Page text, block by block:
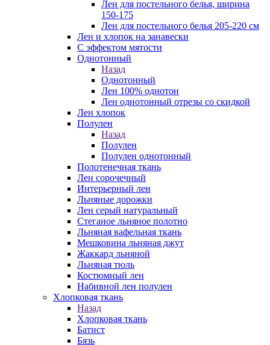
Лен для постельного белья, ширина
150-175
Лен для постельного белья 205-220 см
Лен и хлопок на занавески
С эффектом мятости
Однотонный
Назад
Однотонный
Лен 100% однотон
Лен однотонный отрезы со скидкой
Лен хлопок
Полулен
Назад
Полулен
Полулен однотонный
Полотенечная ткань
Лен сорочечный
Интерьерный лен
Льняные дорожки
Лен серый натуральный
Стеганое льняное полотно
Льняная вафельная ткань
Мешковина льняная джут
Жаккард льняной
Льняная тюль
Костюмный лен
Набивной лен полулен
Хлопковая ткань
Назад
Хлопковая ткань
Батист
Бязь